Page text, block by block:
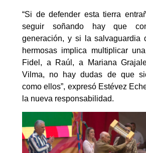
“Si de defender esta tierra
seguir soñando hay que
generación, y si la salvaguardia
hermosas implica multiplicar
Fidel, a Raúl, a Mariana
Vilma, no hay dudas de que
como ellos”, expresó Estévez
la nueva responsabilidad.